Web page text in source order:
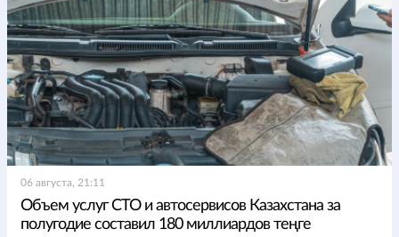
06 августа, 21:11
Объем услуг СТО и автосервисов Казахстана за
полугодие составил 180 миллиардов теңге